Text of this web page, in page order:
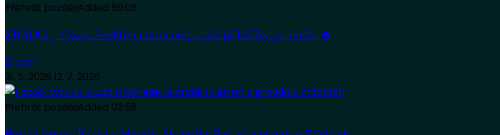
Přehrát pozdějiAdded 59:08
ZRÁDCI – Cesta detektivní hrou od podání přihlášky po finále 🔥
Zradci
31. 5. 2026 12. 7. 2026
Přehrát pozdějiAdded 03:58